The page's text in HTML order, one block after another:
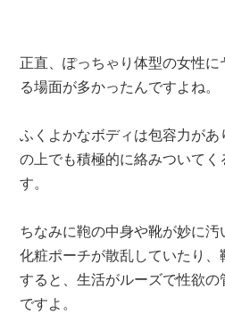
正直、ぽっちゃり体型の女性
る場面が多かったんですよね。
ふくよかなボディは包容力があ
の上でも積極的に絡みついて
す。
ちなみに鞄の中身や靴が妙に汚
化粧ポーチが散乱していたり、
すると、生活がルーズで性欲
ですよ。